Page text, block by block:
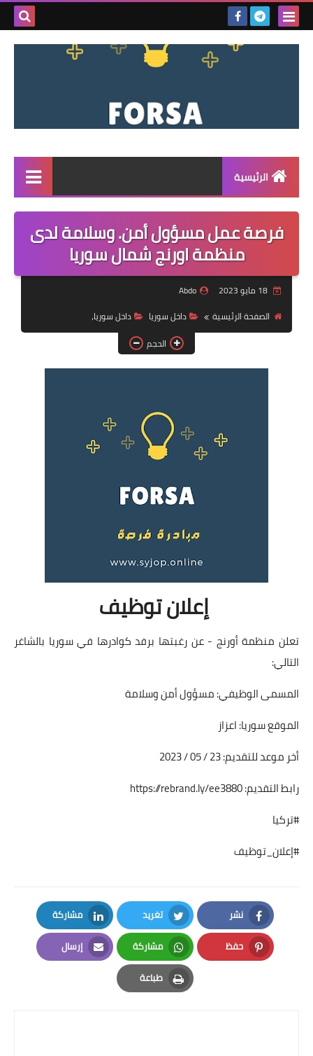
بحث
الرئيسية
القائمة
مناقصات
فرص عمل داخل سوريا
فرص عمل في العراق
فرص عمل في اليمن
دورات تدريبية
فرصة عمل مسؤول أمن. وسلامة لدى
منظمة اورنج شمال سوريا
18 مايو 2023
Abdo
الصفحة الرئيسية
داخل سوريا
داخل سوريا،
الحجم
إعلان توظيف
تعلن منظمة أورنج - عن رغبتها برفد كوادرها في سوريا بالشاغر
التالي:
المسمى الوظيفي: مسؤول أمن وسلامة
الموقع سوريا: اعزاز
أخر موعد للتقديم: 23 / 05 / 2023
رابط التقديم:https://rebrand.ly/ee3880
#تركيا
#إعلان_توظيف
نشر
Facebook
تغريد
Twitter
مشاركة
LinkedIn
حفظ
Pinterest
مشاركة
Whatsapp
إرسال
Email
طباعة
Print